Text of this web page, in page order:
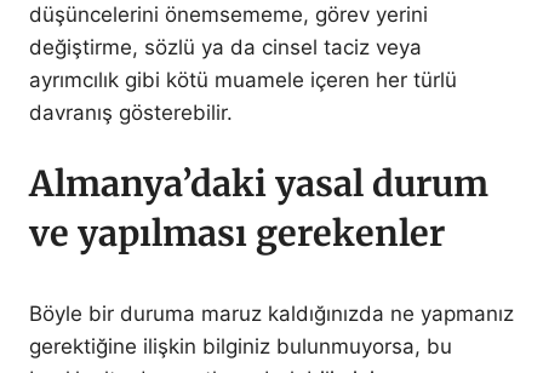
düşüncelerini önemsememe, görev yerini
değiştirme, sözlü ya da cinsel taciz veya
ayrımcılık gibi kötü muamele içeren her türlü
davranış gösterebilir.
Almanya’daki yasal durum
ve yapılması gerekenler
Böyle bir duruma maruz kaldığınızda ne yapmanız
gerektiğine ilişkin bilginiz bulunmuyorsa, bu